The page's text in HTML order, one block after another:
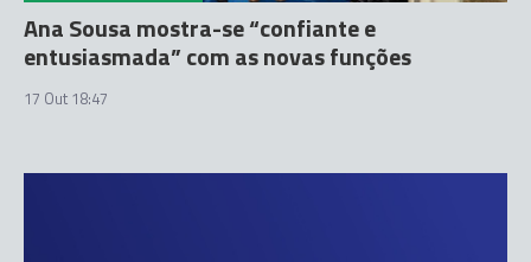
Ana Sousa mostra-se “confiante e
entusiasmada” com as novas funções
17 Out 18:47